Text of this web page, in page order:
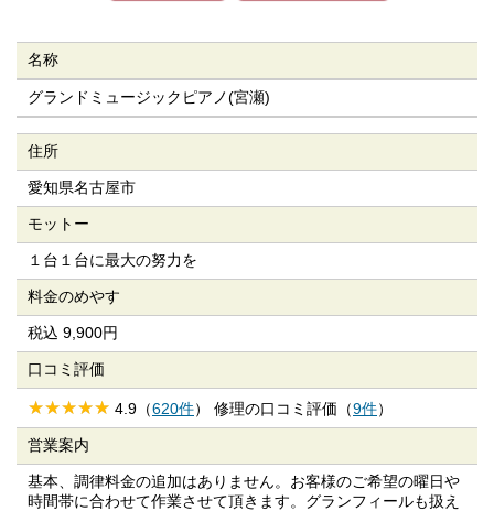
名称
グランドミュージックピアノ(宮瀬)
住所
愛知県名古屋市
モットー
１台１台に最大の努力を
料金のめやす
税込 9,900円
口コミ評価
4.9（620件） 修理の口コミ評価（9件）
営業案内
基本、調律料金の追加はありません。お客様のご希望の曜日や
時間帯に合わせて作業させて頂きます。グランフィールも扱え